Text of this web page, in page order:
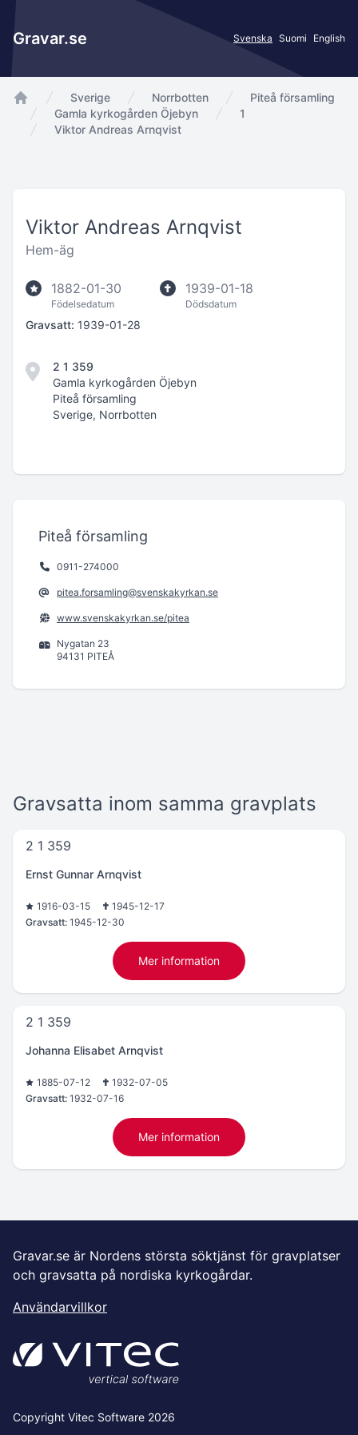
Gravar.se Svenska Suomi English
app.Start
Sverige Norrbotten
Piteå församling
Gamla kyrkogården Öjebyn
1
Viktor Andreas Arnqvist
Viktor Andreas Arnqvist
Hem-äg
1882-01-30
Födelsedatum
1939-01-18
Dödsdatum
Gravsatt: 1939-01-28
2 1 359
Gamla kyrkogården Öjebyn
Piteå församling
Sverige, Norrbotten
Piteå församling
0911-274000
pitea.forsamling@svenskakyrkan.se
www.svenskakyrkan.se/pitea
Nygatan 23
94131 PITEÅ
Gravsatta inom samma gravplats
2 1 359
Ernst Gunnar Arnqvist
1916-03-15
1945-12-17
Gravsatt: 1945-12-30
Mer information
2 1 359
Johanna Elisabet Arnqvist
1885-07-12
1932-07-05
Gravsatt: 1932-07-16
Mer information
Gravar.se är Nordens största söktjänst för gravplatser
och gravsatta på nordiska kyrkogårdar.
Användarvillkor
Copyright Vitec Software 2026